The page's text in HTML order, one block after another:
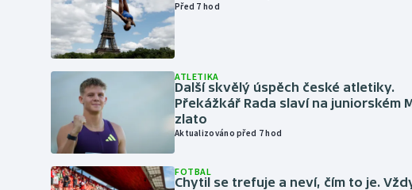
Před 7 hod
ATLETIKA
Další skvělý úspěch české atletiky.
Překážkář Rada slaví na juniorském
zlato
Aktualizováno před 7 hod
FOTBAL
Chytil se trefuje a neví, čím to je.